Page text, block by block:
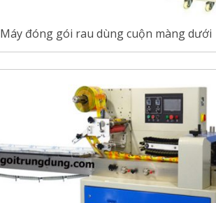
Máy đóng gói rau dùng cuộn màng dưới